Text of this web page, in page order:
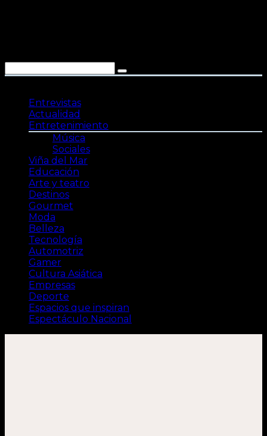
Entrevistas
Actualidad
Entretenimiento
Música
Sociales
Viña del Mar
Educación
Arte y teatro
Destinos
Gourmet
Moda
Belleza
Tecnología
Automotriz
Gamer
Cultura Asiática
Empresas
Deporte
Espacios que inspiran
Espectáculo Nacional